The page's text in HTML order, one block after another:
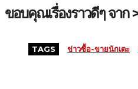
ขอบคุณเรื่องราวดีๆ จาก
TAGS ข่าวซื้อ-ขายนักเตะ